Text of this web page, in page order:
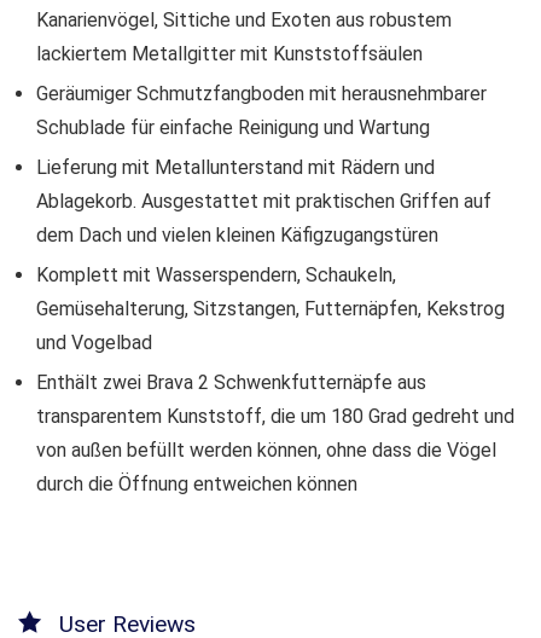
Kanarienvögel, Sittiche und Exoten aus robustem
lackiertem Metallgitter mit Kunststoffsäulen
Geräumiger Schmutzfangboden mit herausnehmbarer
Schublade für einfache Reinigung und Wartung
Lieferung mit Metallunterstand mit Rädern und
Ablagekorb. Ausgestattet mit praktischen Griffen auf
dem Dach und vielen kleinen Käfigzugangstüren
Komplett mit Wasserspendern, Schaukeln,
Gemüsehalterung, Sitzstangen, Futternäpfen, Kekstrog
und Vogelbad
Enthält zwei Brava 2 Schwenkfutternäpfe aus
transparentem Kunststoff, die um 180 Grad gedreht und
von außen befüllt werden können, ohne dass die Vögel
durch die Öffnung entweichen können
User Reviews